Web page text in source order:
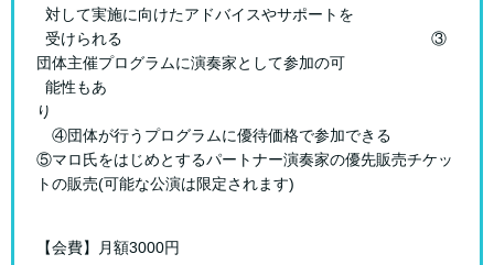
対して実施に向けたアドバイスやサポートを
受けられる ③
団体主催プログラムに演奏家として参加の可
能性もあ
り
④団体が行うプログラムに優待価格で参加できる
⑤マロ氏をはじめとするパートナー演奏家の優先販売チケッ
トの販売(可能な公演は限定されます)
【会費】月額3000円